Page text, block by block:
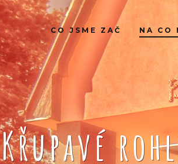
CO JSME ZAČ NA CO
Křupavé